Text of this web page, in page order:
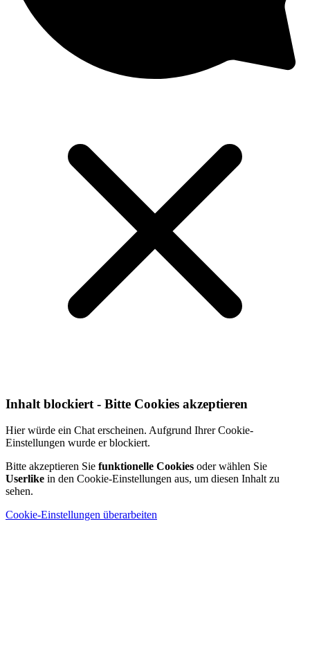
Inhalt blockiert - Bitte Cookies akzeptieren
Hier würde ein Chat erscheinen. Aufgrund Ihrer Cookie-
Einstellungen wurde er blockiert.
Bitte akzeptieren Sie funktionelle Cookies oder wählen Sie
Userlike in den Cookie-Einstellungen aus, um diesen Inhalt zu
sehen.
Cookie-Einstellungen überarbeiten